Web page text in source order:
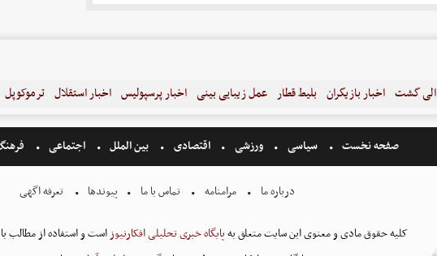
الی گشت اخبار بازیگران بلیط قطار عمل زیبایی بینی اخبار پرسپولیس اخبار استقلال ترموکوپل
صفحه نخست سیاسی ورزشی اقتصادی بین الملل اجتماعی
درباره ما مرامنامه تماس با ما پیوندها تعرفه اگهی
کلیه حقوق مادی و معنوی این سایت متعلق بهپایگاه خبری تحلیلی افکارنیوزاست و استفاده از مطالب